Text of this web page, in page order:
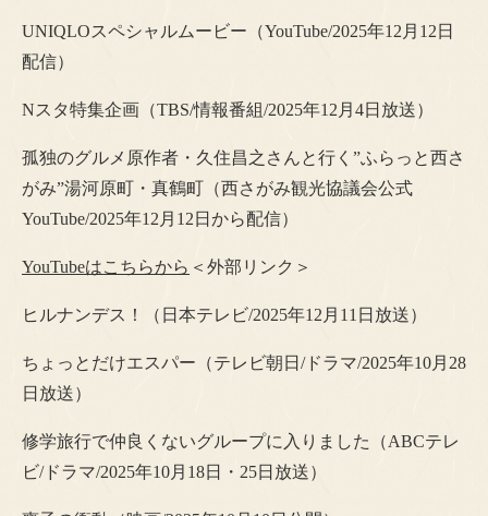
UNIQLOスペシャルムービー（YouTube/2025年12月12日
配信）
Nスタ特集企画（TBS/情報番組/2025年12月4日放送）
孤独のグルメ原作者・久住昌之さんと行く”ふらっと西さ
がみ”湯河原町・真鶴町（西さがみ観光協議会公式
YouTube/2025年12月12日から配信）
YouTubeはこちらから ＜外部リンク＞
ヒルナンデス！（日本テレビ/2025年12月11日放送）
ちょっとだけエスパー（テレビ朝日/ドラマ/2025年10月28
日放送）
修学旅行で仲良くないグループに入りました（ABCテレ
ビ/ドラマ/2025年10月18日・25日放送）